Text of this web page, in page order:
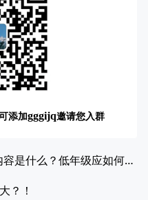
添加gggijq邀请您入群
2025北京中考改革的内容是什么？低年级应如何应对中考改革？
？！